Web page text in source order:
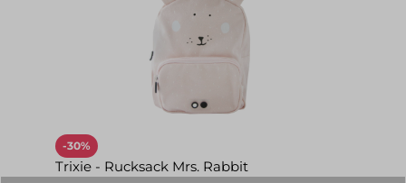
-30%
Trixie - Rucksack Mrs. Rabbit